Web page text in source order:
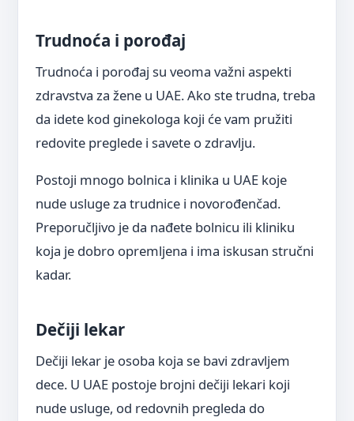
Trudnoća i porođaj
Trudnoća i porođaj su veoma važni aspekti
zdravstva za žene u UAE. Ako ste trudna, treba
da idete kod ginekologa koji će vam pružiti
redovite pregledе i savete o zdravlju.
Postoji mnogo bolnica i klinika u UAE koje
nude usluge za trudnice i novorođenčad.
Preporučljivo je da nađete bolnicu ili kliniku
koja je dobro opremljena i ima iskusan stručni
kadar.
Dečiji lekar
Dečiji lekar je osoba koja se bavi zdravljem
dece. U UAE postoje brojni dečiji lekari koji
nude usluge, od redovnih pregleda do